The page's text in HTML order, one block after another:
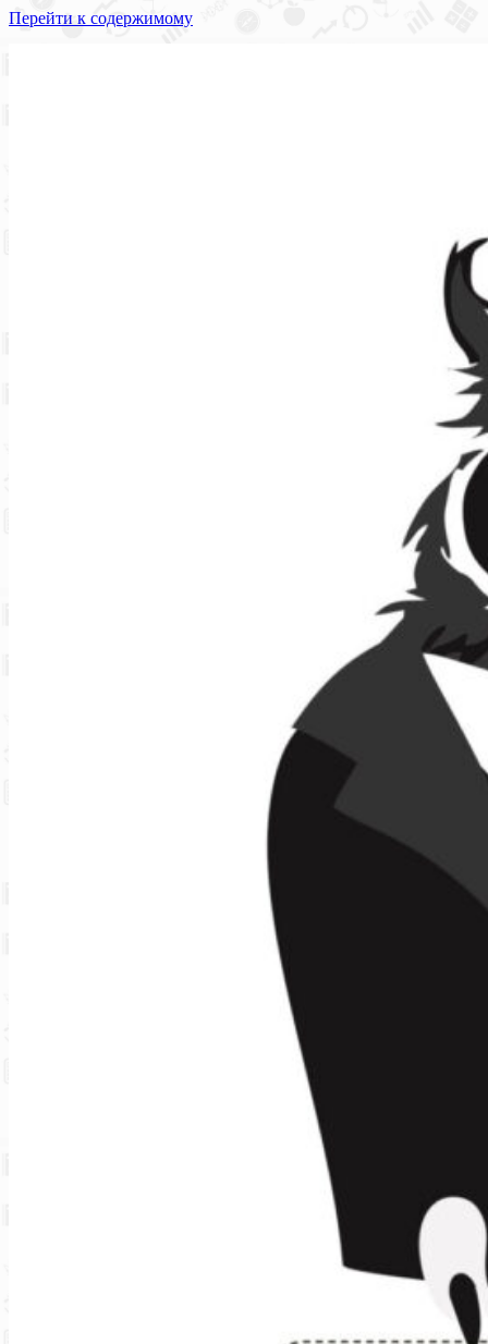
Перейти к содержимому